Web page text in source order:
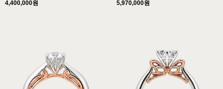
4,400,000원
5,970,000원